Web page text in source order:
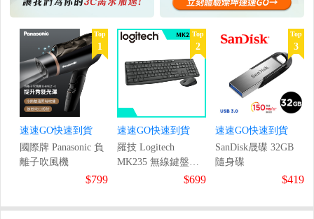
Top
1
速速GO快速到貨
國際牌 Panasonic 負
離子吹風機
$799
Top
2
速速GO快速到貨
羅技 Logitech
MK235 無線鍵盤滑
$699
Top
3
速速GO快速到貨
SanDisk晟碟 32GB
隨身碟
$419